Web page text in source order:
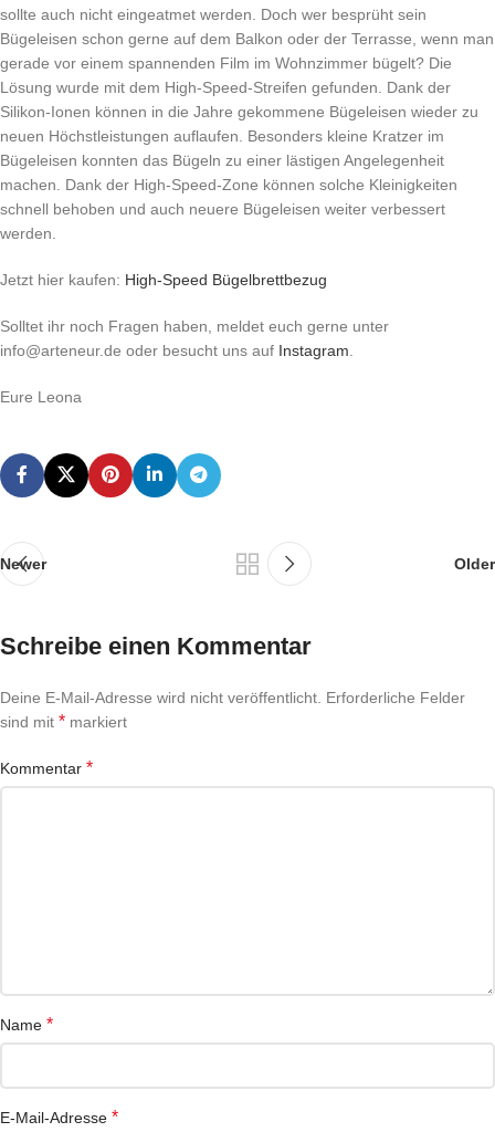
sollte auch nicht eingeatmet werden. Doch wer besprüht sein
Bügeleisen schon gerne auf dem Balkon oder der Terrasse, wenn man
gerade vor einem spannenden Film im Wohnzimmer bügelt? Die
Lösung wurde mit dem High-Speed-Streifen gefunden. Dank der
Silikon-Ionen können in die Jahre gekommene Bügeleisen wieder zu
neuen Höchstleistungen auflaufen. Besonders kleine Kratzer im
Bügeleisen konnten das Bügeln zu einer lästigen Angelegenheit
machen. Dank der High-Speed-Zone können solche Kleinigkeiten
schnell behoben und auch neuere Bügeleisen weiter verbessert
werden.
Jetzt hier kaufen: High-Speed Bügelbrettbezug
Solltet ihr noch Fragen haben, meldet euch gerne unter
info@arteneur.de oder besucht uns auf Instagram
Eure Leona
Newer Older
Schreibe einen Kommentar
Deine E-Mail-Adresse wird nicht veröffentlicht. Erforderliche Felder
sind mit * markiert
Kommentar *
Name *
E-Mail-Adresse *